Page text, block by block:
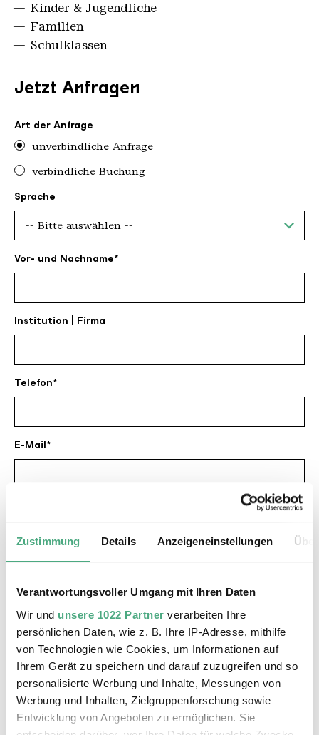
Zustimmung Details Anzeigeneinstellungen
Verantwortungsvoller Umgang mit Ihren Daten
Wir und unsere 1022 Partner verarbeiten Ihre
persönlichen Daten, wie z. B. Ihre IP-Adresse, mithilfe
von Technologien wie Cookies, um Informationen auf
Ihrem Gerät zu speichern und darauf zuzugreifen und so
personalisierte Werbung und Inhalte, Messungen von
Werbung und Inhalten, Zielgruppenforschung sowie
Entwicklung von Angeboten zu ermöglichen. Sie
Kinder & Jugendliche
Familien
Schulklassen
Jetzt Anfragen
Art der Anfrage
unverbindliche Anfrage
verbindliche Buchung
Sprache
Vor- und Nachname
Institution | Firma
Telefon
E-Mail
Anzahl Personen
Alter der Schüler (bei Schulklassen)